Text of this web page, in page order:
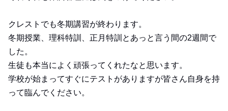
クレストでも冬期講習が終わります。
冬期授業、理科特訓、正月特訓とあっと言う間の2週間で
した。
生徒も本当によく頑張ってくれたなと思います。
学校が始まってすぐにテストがありますが皆さん自身を持
って臨んでください。